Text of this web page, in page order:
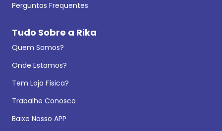
Perguntas Frequentes
Tudo Sobre a Rika
Quem Somos?
Onde Estamos?
Tem Loja Física?
Trabalhe Conosco
Baixe Nosso APP